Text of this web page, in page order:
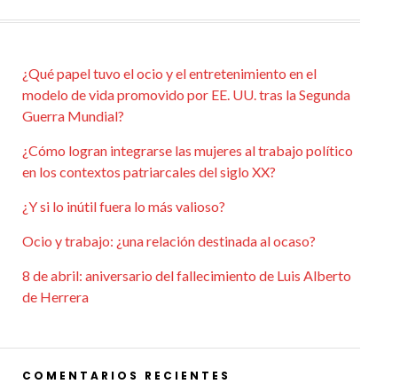
¿Qué papel tuvo el ocio y el entretenimiento en el
modelo de vida promovido por EE. UU. tras la Segunda
Guerra Mundial?
¿Cómo logran integrarse las mujeres al trabajo político
en los contextos patriarcales del siglo XX?
¿Y si lo inútil fuera lo más valioso?
Ocio y trabajo: ¿una relación destinada al ocaso?
8 de abril: aniversario del fallecimiento de Luis Alberto
de Herrera
COMENTARIOS RECIENTES